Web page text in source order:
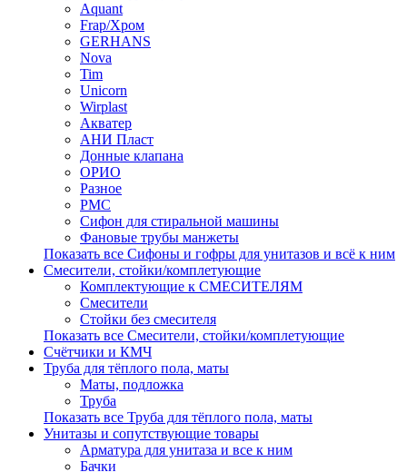
Aquant
Frap/Хром
GERHANS
Nova
Tim
Unicorn
Wirplast
Акватер
АНИ Пласт
Донные клапана
ОРИО
Разное
РМС
Сифон для стиральной машины
Фановые трубы манжеты
Показать все Сифоны и гофры для унитазов и всё к ним
Смесители, стойки/комплетующие
Комплектующие к СМЕСИТЕЛЯМ
Смесители
Стойки без смесителя
Показать все Смесители, стойки/комплетующие
Счётчики и КМЧ
Труба для тёплого пола, маты
Маты, подложка
Труба
Показать все Труба для тёплого пола, маты
Унитазы и сопутствующие товары
Арматура для унитаза и все к ним
Бачки